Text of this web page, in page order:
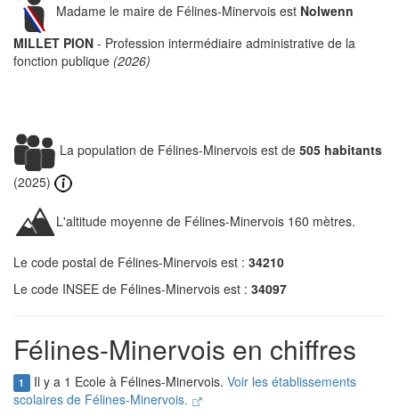
Madame le maire de Félines-Minervois est Nolwenn
MILLET PION - Profession intermédiaire administrative de la
fonction publique (2026)
La population de Félines-Minervois est de 505 habitants
(2025)
L'altitude moyenne de Félines-Minervois 160 mètres.
Le code postal de Félines-Minervois est : 34210
Le code INSEE de Félines-Minervois est : 34097
Félines-Minervois en chiffres
1 Il y a 1 Ecole à Félines-Minervois. Voir les établissements
scolaires de Félines-Minervois.